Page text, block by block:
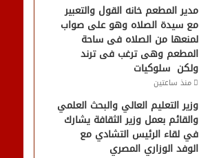
مدير المطعم خانه القول والتعبير
مع سيدة الصلاه وهو على صواب
لمنعها من الصلاه فى ساحة
المطعم وهى ترغب فى ترند
ولكن سلوكيات
منذ ساعتين
وزير التعليم العالي والبحث العلمي
والقائم بعمل وزير الثقافة يشارك
في لقاء الرئيس التشادي مع
الوفد الوزاري المصري